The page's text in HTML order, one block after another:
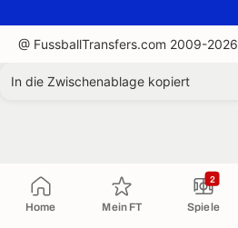
Home Mein FT Spiele
2
@ FussballTransfers.com 2009-2026
In die Zwischenablage kopiert